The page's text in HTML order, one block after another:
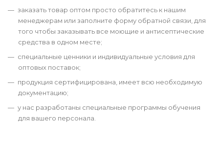
заказать товар оптом просто обратитесь к нашим
менеджерам или заполните форму обратной связи, для
того чтобы заказывать все моющие и антисептические
средства в одном месте;
специальные ценники и индивидуальные условия для
оптовых поставок;
продукция сертифицирована, имеет всю необходимую
документацию;
у нас разработаны специальные программы обучения
для вашего персонала.